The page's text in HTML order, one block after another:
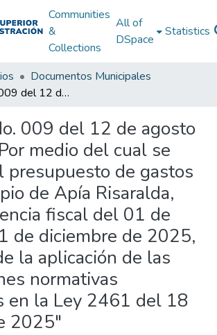
Communities
&
Collections
All of
DSpace
Statistics
Documentos Municipales
Acuerdo No. 009 del 12 de agosto de 2025 "Por medio del cual se modifica el presupuesto de gastos del Municipio de Apía Risaralda, para la vigencia fiscal del 01 de enero al 31 de diciembre de 2025, en virtud de la aplicación de las disposiciones normativas contenidas en la Ley 2461 del 18 de junio de 2025"
009 del 12 de agosto
medio del cual se
presupuesto de gastos
de Apía Risaralda,
fiscal del 01 de
de diciembre de 2025,
la aplicación de las
normativas
en la Ley 2461 del 18
2025"